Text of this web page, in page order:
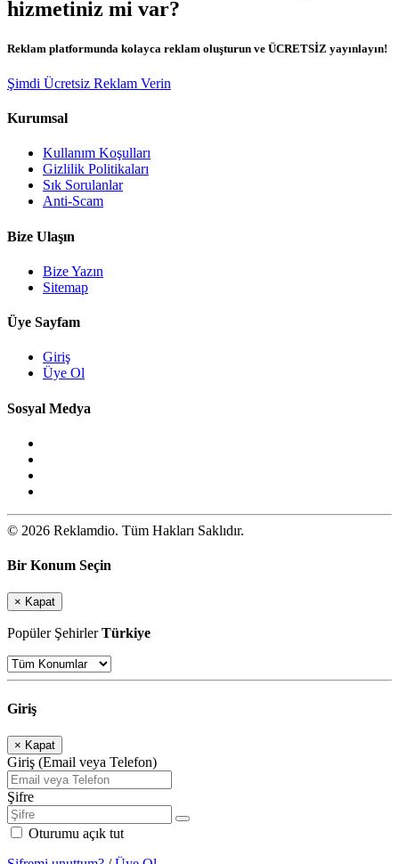
hizmetiniz mi var?
Reklam platformunda kolayca reklam oluşturun ve ÜCRETSİZ yayınlayın!
Şimdi Ücretsiz Reklam Verin
Kurumsal
Kullanım Koşulları
Gizlilik Politikaları
Sık Sorulanlar
Anti-Scam
Bize Ulaşın
Bize Yazın
Sitemap
Üye Sayfam
Giriş
Üye Ol
Sosyal Medya
© 2026 Reklamdio. Tüm Hakları Saklıdır.
Bir Konum Seçin
× Kapat
Popüler ŞehirlerTürkiye
Giriş
× Kapat
Giriş (Email veya Telefon)
Şifre
Oturumu açık tut